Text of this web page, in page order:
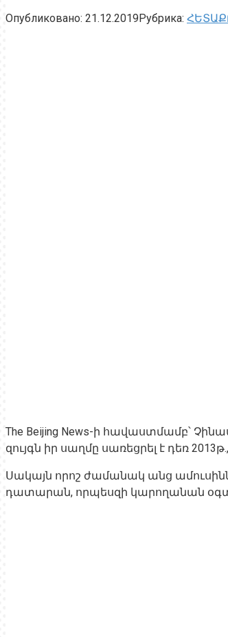
Опубликовано: 21.12.2019Рубрика:
The Beijing News-ի հավաստմամբ՝
զույգն իր սաղմը սառեցրել է դեռ
Սակայն որոշ ժամանակ անց
դատարան, որպեսզի կարողանան